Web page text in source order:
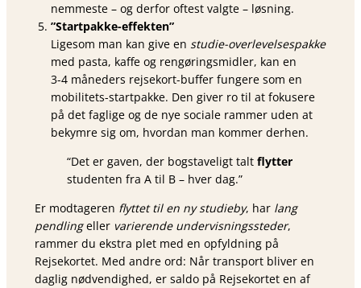
nemmeste – og derfor oftest valgte – løsning.
”Startpakke-effekten”
Ligesom man kan give en studie-overlevelsespakke
med pasta, kaffe og rengøringsmidler, kan en
3-4 måneders rejsekort-buffer fungere som en
mobilitets-startpakke. Den giver ro til at fokusere
på det faglige og de nye sociale rammer uden at
bekymre sig om, hvordan man kommer derhen.
“Det er gaven, der bogstaveligt talt flytter
studenten fra A til B – hver dag.”
Er modtageren flyttet til en ny studieby, har lang
pendlingeller varierende undervisningssteder,
rammer du ekstra plet med en opfyldning på
Rejsekortet. Med andre ord: Når transport bliver en
daglig nødvendighed, er saldo på Rejsekortet en af